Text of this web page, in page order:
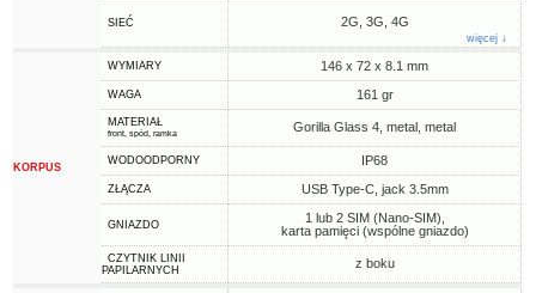
SIEĆ 2G, 3G, 4G
więcej ↓
KORPUS
WYMIARY 146 x 72 x 8.1 mm
WAGA 161 gr
MATERIAŁ
front, spód, ramka Gorilla Glass 4, metal, metal
WODOODPORNY IP68
ZŁĄCZA USB Type-C, jack 3.5mm
GNIAZDO
1 lub 2 SIM (Nano-SIM),
karta pamięci (wspólne gniazdo)
CZYTNIK LINII
PAPILARNYCH
z boku